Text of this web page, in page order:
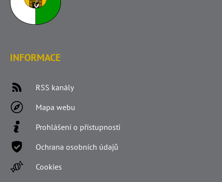
INFORMACE
RSS kanály
Mapa webu
Prohlášení o přístupnosti
Ochrana osobních údajů
Cookies